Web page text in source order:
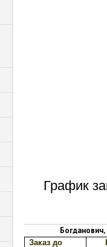
График
Заказ до